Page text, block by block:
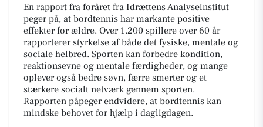
En rapport fra foråret fra Idrættens Analyseinstitut
peger på, at bordtennis har markante positive
effekter for ældre. Over 1.200 spillere over 60 år
rapporterer styrkelse af både det fysiske, mentale og
sociale helbred. Sporten kan forbedre kondition,
reaktionsevne og mentale færdigheder, og mange
oplever også bedre søvn, færre smerter og et
stærkere socialt netværk gennem sporten.
Rapporten påpeger endvidere, at bordtennis kan
mindske behovet for hjælp i dagligdagen.